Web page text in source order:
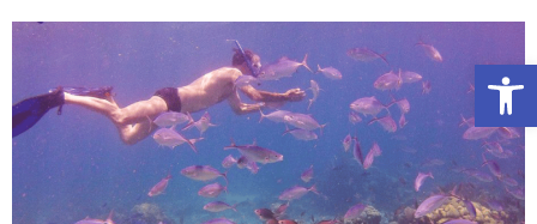
פתח סרגל נגישות